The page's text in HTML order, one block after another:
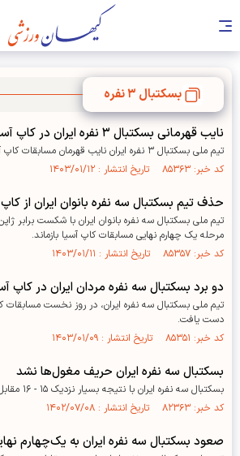
بسکتبال ۳ نفره
نایب قهرمانی بسکتبال ۳ نفره ایران در کاپ آسیا
تیم ملی بسکتبال ۳ نفره ایران نایب قهرمان مسابقات کاپ آسیا شد.
کد خبر: ۸۵۳۶۳ تاریخ انتشار : ۱۴۰۳/۰۱/۱۲
حذف تیم بسکتبال سه نفره بانوان ایران از
تیم ملی بسکتبال سه نفره بانوان ایران با شکست برابر
مرحله یک چهارم نهایی مسابقات کاپ آسیا بازماند.
کد خبر: ۸۵۳۵۷ تاریخ انتشار : ۱۴۰۳/۰۱/۱۱
دو برد بسکتبال سه نفره مردان ایران در کاپ
تیم ملی بسکتبال سه نفره ایران، در روز نخست مسابقات
دست یافت.
کد خبر: ۸۵۳۵۱ تاریخ انتشار : ۱۴۰۳/۰۱/۰۹
بسکتبال سه نفره ایران حریف مغول‌ها نشد
بسکتبال سه نفره ایران با نتیجه بسیار نزدیک ۱۵ - ۱۶ مقابل مغولستان شکست خورد.
کد خبر: ۸۲۳۶۳ تاریخ انتشار : ۱۴۰۲/۰۷/۰۸
صعود بسکتبال سه نفره ایران به یک‌چهارم